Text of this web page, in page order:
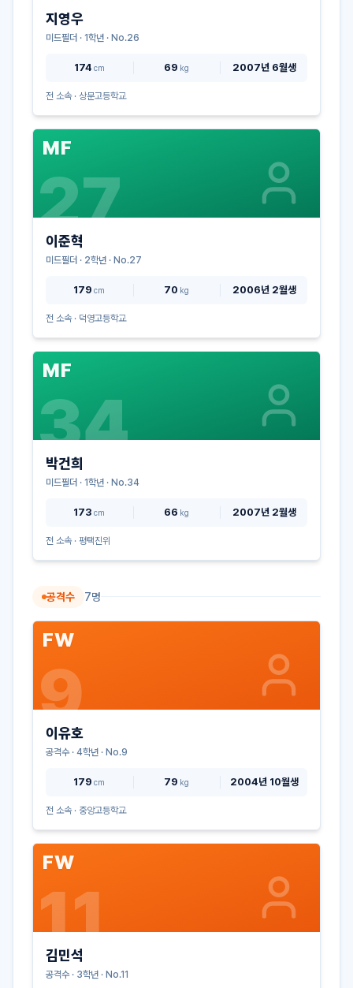
지영우
미드필더 · 1학년 · No.26
174 cm 69 kg 2007년 6월생
전 소속 · 상문고등학교
MF
27
이준혁
미드필더 · 2학년 · No.27
179 cm 70 kg 2006년 2월생
전 소속 · 덕영고등학교
MF
34
박건희
미드필더 · 1학년 · No.34
173 cm 66 kg 2007년 2월생
전 소속 · 평택진위
공격수 7명
FW
9
이유호
공격수· 4학년 · No.9
179 cm 79 kg 2004년 10월생
전 소속 · 중앙고등학교
FW
11
김민석
공격수· 3학년 · No.11